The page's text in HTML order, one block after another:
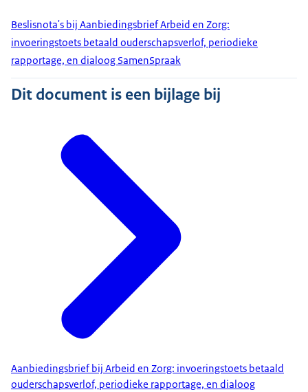
Beslisnota's bij Aanbiedingsbrief Arbeid en Zorg:
invoeringstoets betaald ouderschapsverlof, periodieke
rapportage, en dialoog SamenSpraak
Dit document is een bijlage bij
Aanbiedingsbrief bij Arbeid en Zorg: invoeringstoets betaald
ouderschapsverlof, periodieke rapportage, en dialoog